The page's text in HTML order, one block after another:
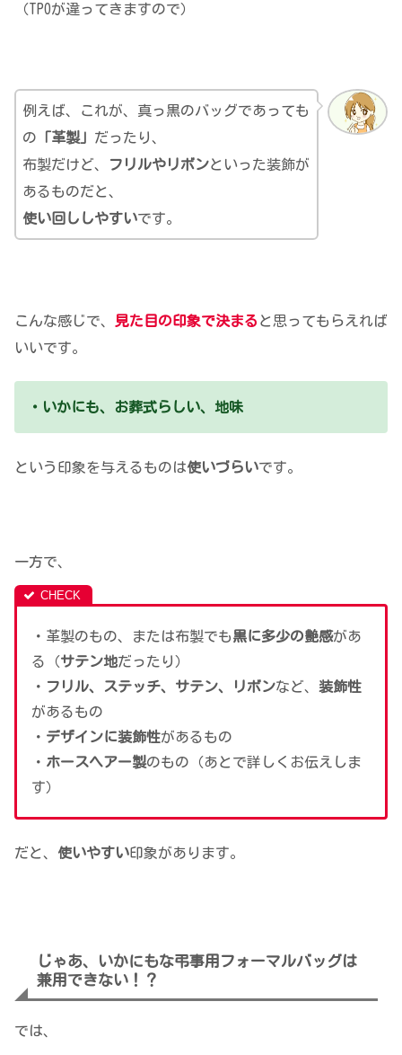
（TPOが違ってきますので）
例えば、これが、真っ黒のバッグであっても
の 「革製」 だったり、
布製だけど、
フリルやリボンといった装飾が
あるものだと、
使い回ししやすいです。
こんな感じで、 見た目の印象で決まる と思ってもらえれば
いいです。
・いかにも、お葬式らしい、地味
という印象を与えるものは使いづらいです。
一方で、
・革製のもの、または布製でも黒に多少の艶感があ
る（サテン地だったり）
・ フリル、ステッチ、サテン、リボンなど、 装飾性
があるもの
・ デザインに装飾性があるもの
・ ホースヘアー製のもの（あとで詳しくお伝えしま
す）
だと、 使いやすい印象があります。
じゃあ、いかにもな弔事用フォーマルバッグは
兼用できない！？
では、